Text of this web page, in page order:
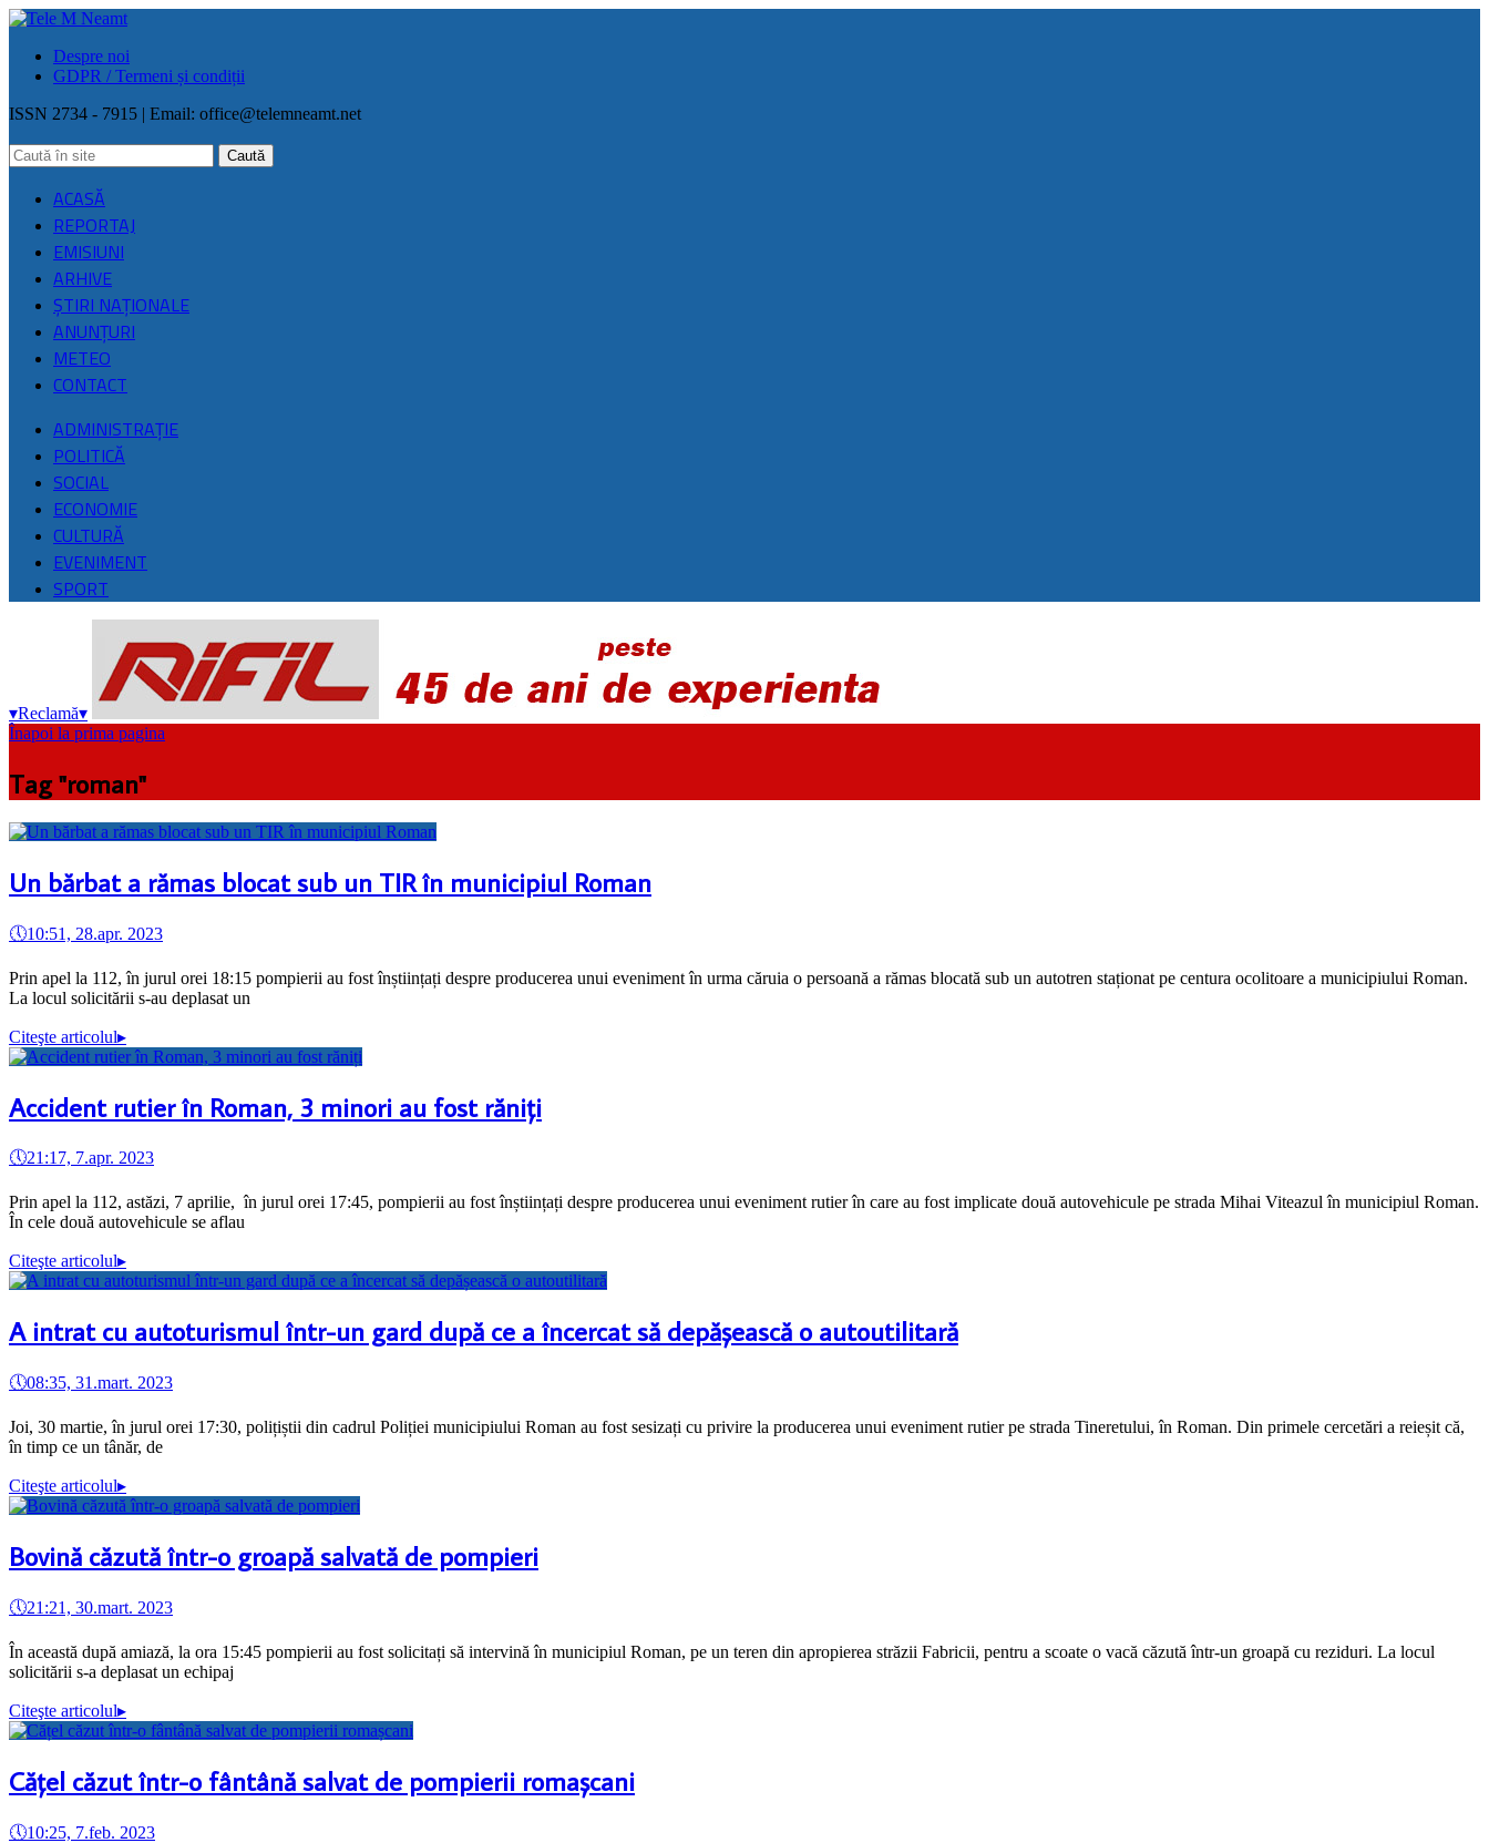
Despre noi
GDPR / Termeni și condiții
ISSN 2734 - 7915 | Email: office@telemneamt.net
ACASĂ
REPORTAJ
EMISIUNI
ARHIVE
ŞTIRI NAŢIONALE
ANUNȚURI
METEO
CONTACT
ADMINISTRAȚIE
POLITICĂ
SOCIAL
ECONOMIE
CULTURĂ
EVENIMENT
SPORT
▾Reclamă▾
Înapoi la prima pagina
Tag "roman"
Un bărbat a rămas blocat sub un TIR în municipiul Roman
🕔10:51, 28.apr. 2023
Prin apel la 112, în jurul orei 18:15 pompierii au fost înștiințați despre producerea unui eveniment în urma căruia o persoană a rămas blocată sub un autotren staționat pe centura ocolitoare a municipiului Roman.
La locul solicitării s-au deplasat un
Citeşte articolul▸
Accident rutier în Roman, 3 minori au fost răniți
🕔21:17, 7.apr. 2023
Prin apel la 112, astăzi, 7 aprilie, în jurul orei 17:45, pompierii au fost înștiințați despre producerea unui eveniment rutier în care au fost implicate două autovehicule pe strada Mihai Viteazul în municipiul Roman.
În cele două autovehicule se aflau
Citeşte articolul▸
A intrat cu autoturismul într-un gard după ce a încercat să depășească o autoutilitară
🕔08:35, 31.mart. 2023
Joi, 30 martie, în jurul orei 17:30, polițiștii din cadrul Poliției municipiului Roman au fost sesizați cu privire la producerea unui eveniment rutier pe strada Tineretului, în Roman. Din primele cercetări a reieșit că,
în timp ce un tânăr, de
Citeşte articolul▸
Bovină căzută într-o groapă salvată de pompieri
🕔21:21, 30.mart. 2023
În această după amiază, la ora 15:45 pompierii au fost solicitați să intervină în municipiul Roman, pe un teren din apropierea străzii Fabricii, pentru a scoate o vacă căzută într-un groapă cu reziduri. La locul
solicitării s-a deplasat un echipaj
Citeşte articolul▸
Cățel căzut într-o fântână salvat de pompierii romașcani
🕔10:25, 7.feb. 2023